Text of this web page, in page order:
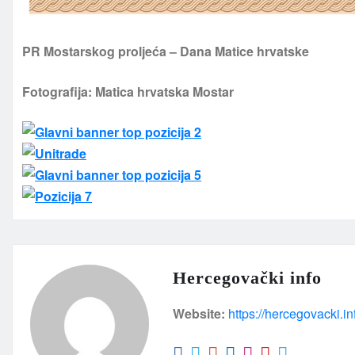
PR Mostarskog proljeća – Dana Matice hrvatske
Fotografija: Matica hrvatska Mostar
Hercegovački info
Website: https://